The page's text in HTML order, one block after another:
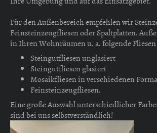
Für den Außenbereich empfehlen wir
Feinsteinzeugfliesen oder Spaltplatten.
in Ihren Wohnräumen u. a. folgende
Steingutfliesen unglasiert
Steingutfliesen glasiert
Mosaikfliesen in verschiedenen
Feinsteinzeugfliesen.
Eine große Auswahl unterschiedlicher
sind bei uns selbstverständlich!